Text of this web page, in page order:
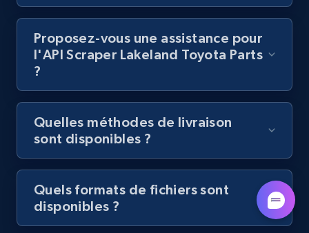
Lazada - Products - Discover products by
URL, Title, Rating, Reviews, Initial price, Final
price, Currency, Stock, and more.
992+ 165+ Essai gratuit
Proposez-vous une assistance pour
l'API Scraper Lakeland Toyota Parts
?
Quelles méthodes de livraison
sont disponibles ?
Quels formats de fichiers sont
disponibles ?